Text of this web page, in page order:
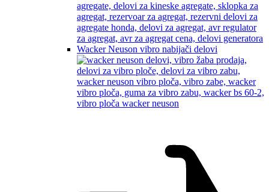
Wacker Neuson vibro nabijači delovi